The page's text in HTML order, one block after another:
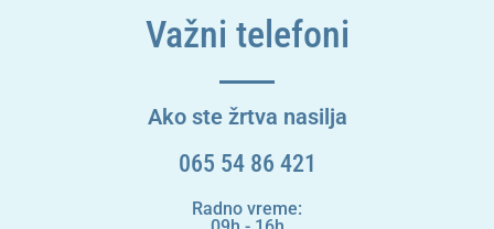
Važni telefoni
Ako ste žrtva nasilja
065 54 86 421
Radno vreme: